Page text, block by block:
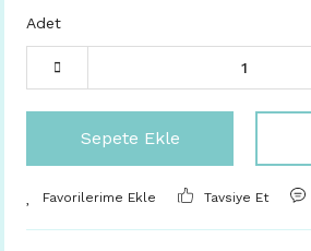
Adet
Sepete Ekle
Tavsiye Et